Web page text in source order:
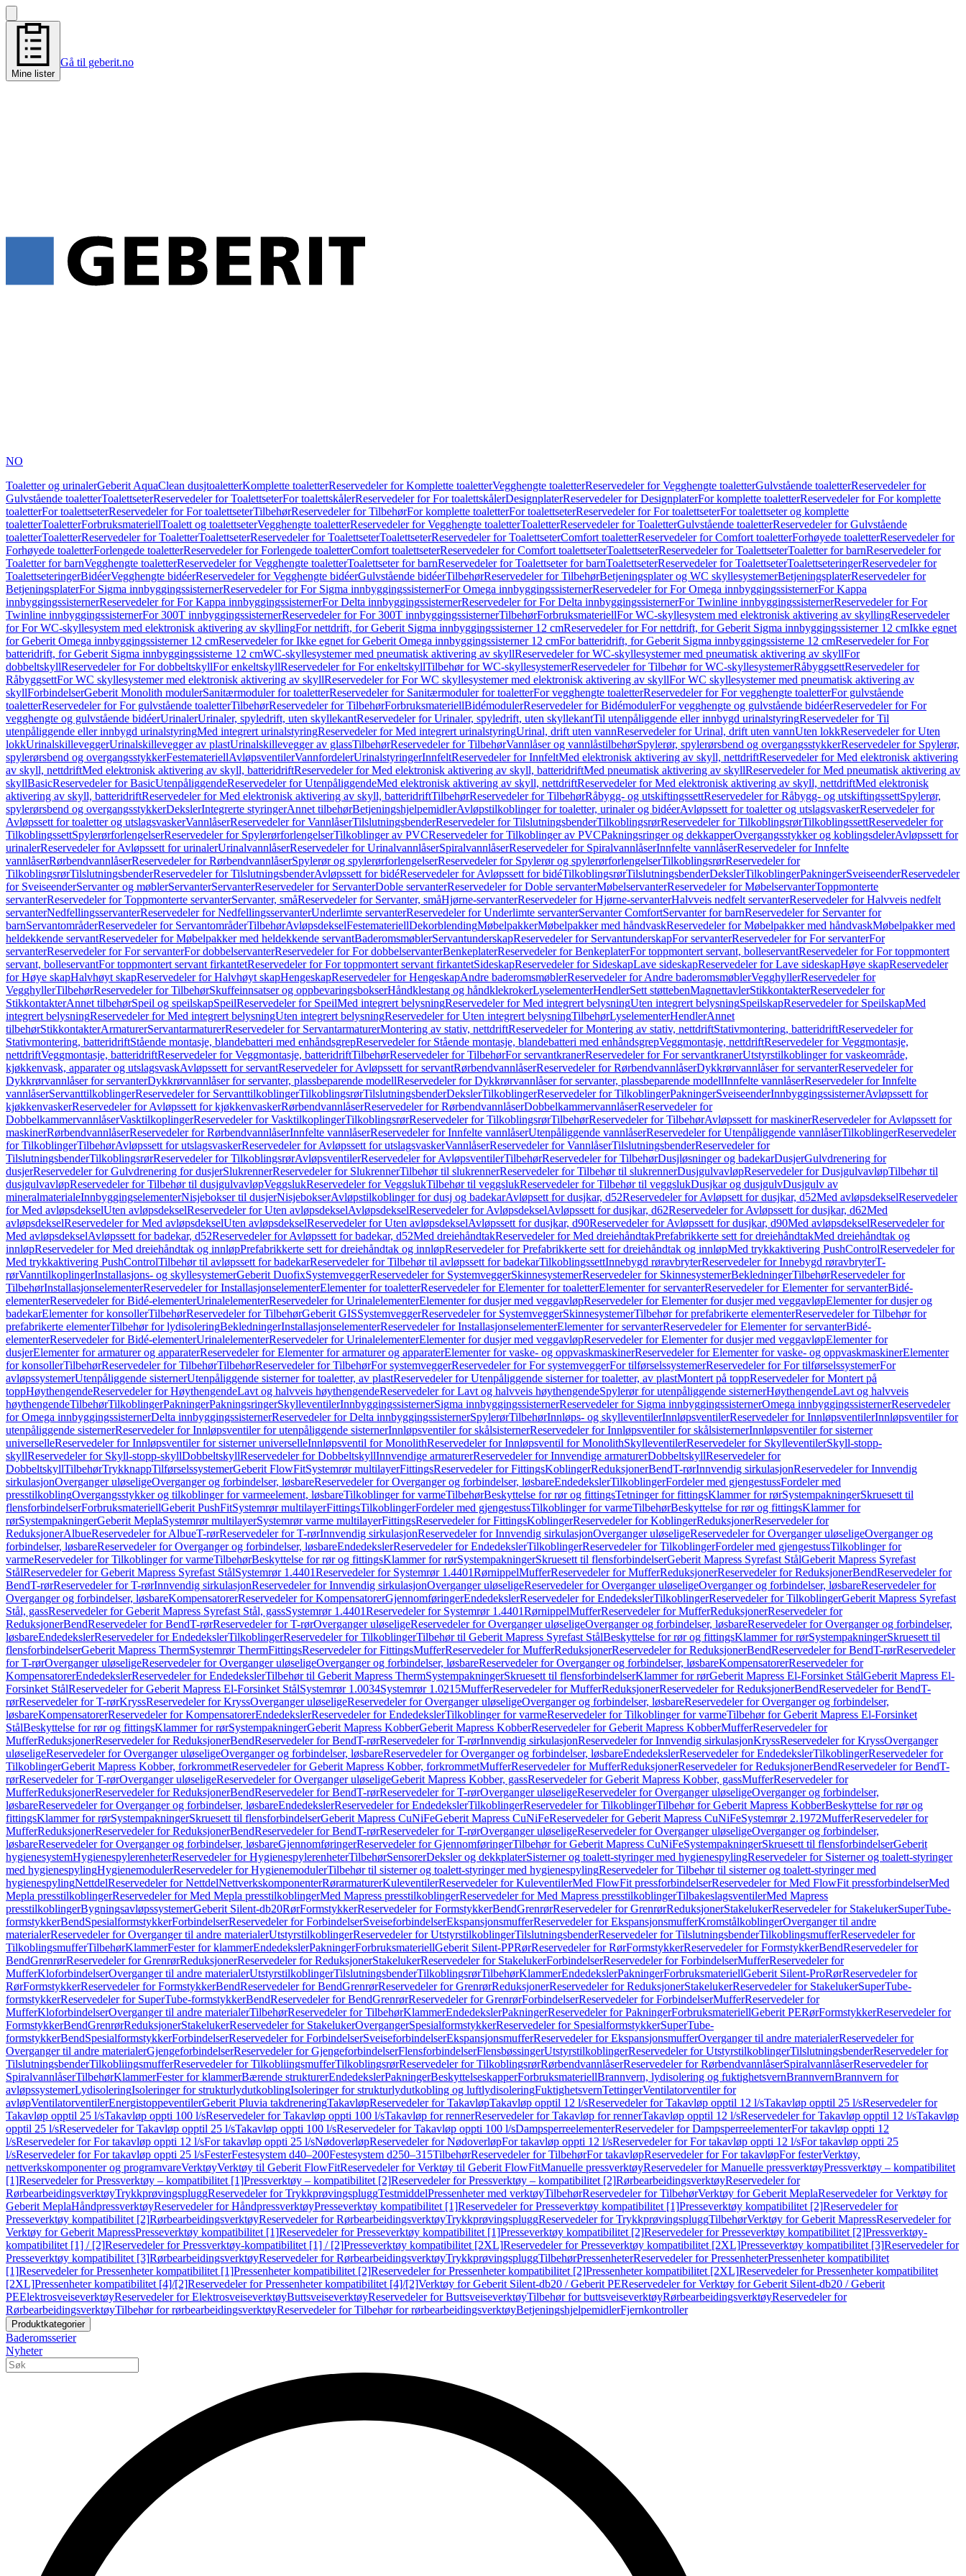
Mine lister
Gå til geberit.no
NO
Toaletter og urinalerGeberit AquaClean dusjtoaletterKomplette toaletterReservedeler for Komplette toaletterVegghengte toaletterReservedeler for Vegghengte toaletterGulvstående toaletterReservedeler for
Gulvstående toaletterToalettseterReservedeler for ToalettseterFor toalettskålerReservedeler for For toalettskålerDesignplaterReservedeler for DesignplaterFor komplette toaletterReservedeler for For komplette
toaletterFor toalettseterReservedeler for For toalettseterTilbehørReservedeler for TilbehørFor komplette toaletterFor toalettseterReservedeler for For toalettseterFor toalettseter og komplette
toaletterToaletterForbruksmateriellToalett og toalettseterVegghengte toaletterReservedeler for Vegghengte toaletterToaletterReservedeler for ToaletterGulvstående toaletterReservedeler for Gulvstående
toaletterToaletterReservedeler for ToaletterToalettseterReservedeler for ToalettseterToalettseterReservedeler for ToalettseterComfort toaletterReservedeler for Comfort toaletterForhøyede toaletterReservedeler for
Forhøyede toaletterForlengede toaletterReservedeler for Forlengede toaletterComfort toalettseterReservedeler for Comfort toalettseterToalettseterReservedeler for ToalettseterToaletter for barnReservedeler for
Toaletter for barnVegghengte toaletterReservedeler for Vegghengte toaletterToalettseter for barnReservedeler for Toalettseter for barnToalettseterReservedeler for ToalettseterToalettseteringerReservedeler for
ToalettseteringerBidéerVegghengte bidéerReservedeler for Vegghengte bidéerGulvstående bidéerTilbehørReservedeler for TilbehørBetjeningsplater og WC skyllesystemerBetjeningsplaterReservedeler for
BetjeningsplaterFor Sigma innbyggingssisternerReservedeler for For Sigma innbyggingssisternerFor Omega innbyggingssisternerReservedeler for For Omega innbyggingssisternerFor Kappa
innbyggingssisternerReservedeler for For Kappa innbyggingssisternerFor Delta innbyggingssisternerReservedeler for For Delta innbyggingssisternerFor Twinline innbyggingssisternerReservedeler for For
Twinline innbyggingssisternerFor 300T innbyggingssisternerReservedeler for For 300T innbyggingssisternerTilbehørForbruksmateriellFor WC-skyllesystem med elektronisk aktivering av skyllingReservedeler
for For WC-skyllesystem med elektronisk aktivering av skyllingFor nettdrift, for Geberit Sigma innbyggingssisterner 12 cmReservedeler for For nettdrift, for Geberit Sigma innbyggingssisterner 12 cmIkke egnet
for Geberit Omega innbyggingssisterner 12 cmReservedeler for Ikke egnet for Geberit Omega innbyggingssisterner 12 cmFor batteridrift, for Geberit Sigma innbyggingssisterne 12 cmReservedeler for For
batteridrift, for Geberit Sigma innbyggingssisterne 12 cmWC-skyllesystemer med pneumatisk aktivering av skyllReservedeler for WC-skyllesystemer med pneumatisk aktivering av skyllFor
dobbeltskyllReservedeler for For dobbeltskyllFor enkeltskyllReservedeler for For enkeltskyllTilbehør for WC-skyllesystemerReservedeler for Tilbehør for WC-skyllesystemerRåbyggsettReservedeler for
RåbyggsettFor WC skyllesystemer med elektronisk aktivering av skyllReservedeler for For WC skyllesystemer med elektronisk aktivering av skyllFor WC skyllesystemer med pneumatisk aktivering av
skyllForbindelserGeberit Monolith modulerSanitærmoduler for toaletterReservedeler for Sanitærmoduler for toaletterFor vegghengte toaletterReservedeler for For vegghengte toaletterFor gulvstående
toaletterReservedeler for For gulvstående toaletterTilbehørReservedeler for TilbehørForbruksmateriellBidémodulerReservedeler for BidémodulerFor vegghengte og gulvstående bidéerReservedeler for For
vegghengte og gulvstående bidéerUrinalerUrinaler, spyledrift, uten skyllekantReservedeler for Urinaler, spyledrift, uten skyllekantTil utenpåliggende eller innbygd urinalstyringReservedeler for Til
utenpåliggende eller innbygd urinalstyringMed integrert urinalstyringReservedeler for Med integrert urinalstyringUrinal, drift uten vannReservedeler for Urinal, drift uten vannUten lokkReservedeler for Uten
lokkUrinalskilleveggerUrinalskillevegger av plastUrinalskillevegger av glassTilbehørReservedeler for TilbehørVannlåser og vannlåstilbehørSpylerør, spylerørsbend og overgangsstykkerReservedeler for Spylerør,
spylerørsbend og overgangsstykkerFestemateriellAvløpsventilerVannfordelerUrinalstyringerInnfeltReservedeler for InnfeltMed elektronisk aktivering av skyll, nettdriftReservedeler for Med elektronisk aktivering
av skyll, nettdriftMed elektronisk aktivering av skyll, batteridriftReservedeler for Med elektronisk aktivering av skyll, batteridriftMed pneumatisk aktivering av skyllReservedeler for Med pneumatisk aktivering av
skyllBasicReservedeler for BasicUtenpåliggendeReservedeler for UtenpåliggendeMed elektronisk aktivering av skyll, nettdriftReservedeler for Med elektronisk aktivering av skyll, nettdriftMed elektronisk
aktivering av skyll, batteridriftReservedeler for Med elektronisk aktivering av skyll, batteridriftTilbehørReservedeler for TilbehørRåbygg- og utskiftingssettReservedeler for Råbygg- og utskiftingssettSpylerør,
spylerørsbend og overgangsstykkerDekslerIntegrerte styringerAnnet tilbehørBetjeningshjelpemidlerAvløpstilkoblinger for toaletter, urinaler og bidéerAvløpssett for toaletter og utslagsvaskerReservedeler for
Avløpssett for toaletter og utslagsvaskerVannlåserReservedeler for VannlåserTilslutningsbenderReservedeler for TilslutningsbenderTilkoblingsrørReservedeler for TilkoblingsrørTilkoblingssettReservedeler for
TilkoblingssettSpylerørforlengelserReservedeler for SpylerørforlengelserTilkoblinger av PVCReservedeler for Tilkoblinger av PVCPakningsringer og dekkapperOvergangsstykker og koblingsdelerAvløpssett for
urinalerReservedeler for Avløpssett for urinalerUrinalvannlåserReservedeler for UrinalvannlåserSpiralvannlåserReservedeler for SpiralvannlåserInnfelte vannlåserReservedeler for Innfelte
vannlåserRørbendvannlåserReservedeler for RørbendvannlåserSpylerør og spylerørforlengelserReservedeler for Spylerør og spylerørforlengelserTilkoblingsrørReservedeler for
TilkoblingsrørTilslutningsbenderReservedeler for TilslutningsbenderAvløpssett for bidéReservedeler for Avløpssett for bidéTilkoblingsrørTilslutningsbenderDekslerTilkoblingerPakningerSveiseenderReservedeler
for SveiseenderServanter og møblerServanterServanterReservedeler for ServanterDoble servanterReservedeler for Doble servanterMøbelservanterReservedeler for MøbelservanterToppmonterte
servanterReservedeler for Toppmonterte servanterServanter, småReservedeler for Servanter, småHjørne-servanterReservedeler for Hjørne-servanterHalvveis nedfelt servanterReservedeler for Halvveis nedfelt
servanterNedfellingsservanterReservedeler for NedfellingsservanterUnderlimte servanterReservedeler for Underlimte servanterServanter ComfortServanter for barnReservedeler for Servanter for
barnServantområderReservedeler for ServantområderTilbehørAvløpsdekselFestemateriellDekorblendingMøbelpakkerMøbelpakker med håndvaskReservedeler for Møbelpakker med håndvaskMøbelpakker med
heldekkende servantReservedeler for Møbelpakker med heldekkende servantBaderomsmøblerServantunderskapReservedeler for ServantunderskapFor servanterReservedeler for For servanterFor
servanterReservedeler for For servanterFor dobbelservanterReservedeler for For dobbelservanterBenkeplaterReservedeler for BenkeplaterFor toppmontert servant, bolleservantReservedeler for For toppmontert
servant, bolleservantFor toppmontert servant firkantetReservedeler for For toppmontert servant firkantetSideskapReservedeler for SideskapLave sideskapReservedeler for Lave sideskapHøye skapReservedeler
for Høye skapHalvhøyt skapReservedeler for Halvhøyt skapHengeskapReservedeler for HengeskapAndre baderomsmøblerReservedeler for Andre baderomsmøblerVegghyllerReservedeler for
VegghyllerTilbehørReservedeler for TilbehørSkuffeinnsatser og oppbevaringsbokserHåndklestang og håndklekrokerLyselementerHendlerSett støttebenMagnettavlerStikkontakterReservedeler for
StikkontakterAnnet tilbehørSpeil og speilskapSpeilReservedeler for SpeilMed integrert belysningReservedeler for Med integrert belysningUten integrert belysningSpeilskapReservedeler for SpeilskapMed
integrert belysningReservedeler for Med integrert belysningUten integrert belysningReservedeler for Uten integrert belysningTilbehørLyselementerHendlerAnnet
tilbehørStikkontakterArmaturerServantarmaturerReservedeler for ServantarmaturerMontering av stativ, nettdriftReservedeler for Montering av stativ, nettdriftStativmontering, batteridriftReservedeler for
Stativmontering, batteridriftStående montasje, blandebatteri med enhåndsgrepReservedeler for Stående montasje, blandebatteri med enhåndsgrepVeggmontasje, nettdriftReservedeler for Veggmontasje,
nettdriftVeggmontasje, batteridriftReservedeler for Veggmontasje, batteridriftTilbehørReservedeler for TilbehørFor servantkranerReservedeler for For servantkranerUtstyrstilkoblinger for vaskeområde,
kjøkkenvask, apparater og utslagsvaskAvløpssett for servantReservedeler for Avløpssett for servantRørbendvannlåserReservedeler for RørbendvannlåserDykkrørvannlåser for servanterReservedeler for
Dykkrørvannlåser for servanterDykkrørvannlåser for servanter, plassbeparende modellReservedeler for Dykkrørvannlåser for servanter, plassbeparende modellInnfelte vannlåserReservedeler for Innfelte
vannlåserServanttilkoblingerReservedeler for ServanttilkoblingerTilkoblingsrørTilslutningsbenderDekslerTilkoblingerReservedeler for TilkoblingerPakningerSveiseenderInnbyggingssisternerAvløpssett for
kjøkkenvaskerReservedeler for Avløpssett for kjøkkenvaskerRørbendvannlåserReservedeler for RørbendvannlåserDobbelkammervannlåserReservedeler for
DobbelkammervannlåserVasktilkoplingerReservedeler for VasktilkoplingerTilkoblingsrørReservedeler for TilkoblingsrørTilbehørReservedeler for TilbehørAvløpssett for maskinerReservedeler for Avløpssett for
maskinerRørbendvannlåserReservedeler for RørbendvannlåserInnfelte vannlåserReservedeler for Innfelte vannlåserUtenpåliggende vannlåserReservedeler for Utenpåliggende vannlåserTilkoblingerReservedeler
for TilkoblingerTilbehørAvløpssett for utslagsvaskerReservedeler for Avløpssett for utslagsvaskerVannlåserReservedeler for VannlåserTilslutningsbenderReservedeler for
TilslutningsbenderTilkoblingsrørReservedeler for TilkoblingsrørAvløpsventilerReservedeler for AvløpsventilerTilbehørReservedeler for TilbehørDusjløsninger og badekarDusjerGulvdrenering for
dusjerReservedeler for Gulvdrenering for dusjerSlukrennerReservedeler for SlukrennerTilbehør til slukrennerReservedeler for Tilbehør til slukrennerDusjgulvavløpReservedeler for DusjgulvavløpTilbehør til
dusjgulvavløpReservedeler for Tilbehør til dusjgulvavløpVeggslukReservedeler for VeggslukTilbehør til veggslukReservedeler for Tilbehør til veggslukDusjkar og dusjgulvDusjgulv av
mineralmaterialeInnbyggingselementerNisjebokser til dusjerNisjebokserAvløpstilkoblinger for dusj og badekarAvløpsett for dusjkar, d52Reservedeler for Avløpsett for dusjkar, d52Med avløpsdekselReservedeler
for Med avløpsdekselUten avløpsdekselReservedeler for Uten avløpsdekselAvløpsdekselReservedeler for AvløpsdekselAvløpssett for dusjkar, d62Reservedeler for Avløpssett for dusjkar, d62Med
avløpsdekselReservedeler for Med avløpsdekselUten avløpsdekselReservedeler for Uten avløpsdekselAvløpssett for dusjkar, d90Reservedeler for Avløpssett for dusjkar, d90Med avløpsdekselReservedeler for
Med avløpsdekselAvløpssett for badekar, d52Reservedeler for Avløpssett for badekar, d52Med dreiehåndtakReservedeler for Med dreiehåndtakPrefabrikkerte sett for dreiehåndtakMed dreiehåndtak og
innløpReservedeler for Med dreiehåndtak og innløpPrefabrikkerte sett for dreiehåndtak og innløpReservedeler for Prefabrikkerte sett for dreiehåndtak og innløpMed trykkaktivering PushControlReservedeler for
Med trykkaktivering PushControlTilbehør til avløpssett for badekarReservedeler for Tilbehør til avløpssett for badekarTilkoblingssettInnebygd røravbryterReservedeler for Innebygd røravbryterT-
rørVanntilkoplingerInstallasjons- og skyllesystemerGeberit DuofixSystemveggerReservedeler for SystemveggerSkinnesystemerReservedeler for SkinnesystemerBekledningerTilbehørReservedeler for
TilbehørInstallasjonselementerReservedeler for InstallasjonselementerElementer for toaletterReservedeler for Elementer for toaletterElementer for servanterReservedeler for Elementer for servanterBidé-
elementerReservedeler for Bidé-elementerUrinalelementerReservedeler for UrinalelementerElementer for dusjer med veggavløpReservedeler for Elementer for dusjer med veggavløpElementer for dusjer og
badekarElementer for konsollerTilbehørReservedeler for TilbehørGeberit GISSystemveggerReservedeler for SystemveggerSkinnesystemerTilbehør for prefabrikerte elementerReservedeler for Tilbehør for
prefabrikerte elementerTilbehør for lydisoleringBekledningerInstallasjonselementerReservedeler for InstallasjonselementerElementer for servanterReservedeler for Elementer for servanterBidé-
elementerReservedeler for Bidé-elementerUrinalelementerReservedeler for UrinalelementerElementer for dusjer med veggavløpReservedeler for Elementer for dusjer med veggavløpElementer for
dusjerElementer for armaturer og apparaterReservedeler for Elementer for armaturer og apparaterElementer for vaske- og oppvaskmaskinerReservedeler for Elementer for vaske- og oppvaskmaskinerElementer
for konsollerTilbehørReservedeler for TilbehørTilbehørReservedeler for TilbehørFor systemveggerReservedeler for For systemveggerFor tilførselssystemerReservedeler for For tilførselssystemerFor
avløpssystemerUtenpåliggende sisternerUtenpåliggende sisterner for toaletter, av plastReservedeler for Utenpåliggende sisterner for toaletter, av plastMontert på toppReservedeler for Montert på
toppHøythengendeReservedeler for HøythengendeLavt og halvveis høythengendeReservedeler for Lavt og halvveis høythengendeSpylerør for utenpåliggende sisternerHøythengendeLavt og halvveis
høythengendeTilbehørTilkoblingerPakningerPakningsringerSkylleventilerInnbyggingssisternerSigma innbyggingssisternerReservedeler for Sigma innbyggingssisternerOmega innbyggingssisternerReservedeler
for Omega innbyggingssisternerDelta innbyggingssisternerReservedeler for Delta innbyggingssisternerSpylerørTilbehørInnløps- og skylleventilerInnløpsventilerReservedeler for InnløpsventilerInnløpsventiler for
utenpåliggende sisternerReservedeler for Innløpsventiler for utenpåliggende sisternerInnløpsventiler for skålsisternerReservedeler for Innløpsventiler for skålsisternerInnløpsventiler for sisterner
universelleReservedeler for Innløpsventiler for sisterner universelleInnløpsventil for MonolithReservedeler for Innløpsventil for MonolithSkylleventilerReservedeler for SkylleventilerSkyll-stopp-
skyllReservedeler for Skyll-stopp-skyllDobbeltskyllReservedeler for DobbeltskyllInnvendige armaturerReservedeler for Innvendige armaturerDobbeltskyllReservedeler for
DobbeltskyllTilbehørTrykknappTilførselssystemerGeberit FlowFitSystemrør multilayerFittingsReservedeler for FittingsKoblingerReduksjonerBendT-rørInnvendig sirkulasjonReservedeler for Innvendig
sirkulasjonOverganger uløseligeOverganger og forbindelser, løsbareReservedeler for Overganger og forbindelser, løsbareEndedekslerTilkoblingerFordeler med gjengestussFordeler med
presstilkoblingOvergangsstykker og tilkoblinger for varmeelement, løsbareTilkoblinger for varmeTilbehørBeskyttelse for rør og fittingsTetninger for fittingsKlammer for rørSystempakningerSkruesett til
flensforbindelserForbruksmateriellGeberit PushFitSystemrør multilayerFittingsTilkoblingerFordeler med gjengestussTilkoblinger for varmeTilbehørBeskyttelse for rør og fittingsKlammer for
rørSystempakningerGeberit MeplaSystemrør multilayerSystemrør varme multilayerFittingsReservedeler for FittingsKoblingerReservedeler for KoblingerReduksjonerReservedeler for
ReduksjonerAlbueReservedeler for AlbueT-rørReservedeler for T-rørInnvendig sirkulasjonReservedeler for Innvendig sirkulasjonOverganger uløseligeReservedeler for Overganger uløseligeOverganger og
forbindelser, løsbareReservedeler for Overganger og forbindelser, løsbareEndedekslerReservedeler for EndedekslerTilkoblingerReservedeler for TilkoblingerFordeler med gjengestussTilkoblinger for
varmeReservedeler for Tilkoblinger for varmeTilbehørBeskyttelse for rør og fittingsKlammer for rørSystempakningerSkruesett til flensforbindelserGeberit Mapress Syrefast StålGeberit Mapress Syrefast
StålReservedeler for Geberit Mapress Syrefast StålSystemrør 1.4401Reservedeler for Systemrør 1.4401RørnippelMufferReservedeler for MufferReduksjonerReservedeler for ReduksjonerBendReservedeler for
BendT-rørReservedeler for T-rørInnvendig sirkulasjonReservedeler for Innvendig sirkulasjonOverganger uløseligeReservedeler for Overganger uløseligeOverganger og forbindelser, løsbareReservedeler for
Overganger og forbindelser, løsbareKompensatorerReservedeler for KompensatorerGjennomføringerEndedekslerReservedeler for EndedekslerTilkoblingerReservedeler for TilkoblingerGeberit Mapress Syrefast
Stål, gassReservedeler for Geberit Mapress Syrefast Stål, gassSystemrør 1.4401Reservedeler for Systemrør 1.4401RørnippelMufferReservedeler for MufferReduksjonerReservedeler for
ReduksjonerBendReservedeler for BendT-rørReservedeler for T-rørOverganger uløseligeReservedeler for Overganger uløseligeOverganger og forbindelser, løsbareReservedeler for Overganger og forbindelser,
løsbareEndedekslerReservedeler for EndedekslerTilkoblingerReservedeler for TilkoblingerTilbehør til Geberit Mapress Syrefast StålBeskyttelse for rør og fittingsKlammer for rørSystempakningerSkruesett til
flensforbindelserGeberit Mapress ThermSystemrør ThermFittingsReservedeler for FittingsMufferReservedeler for MufferReduksjonerReservedeler for ReduksjonerBendReservedeler for BendT-rørReservedeler
for T-rørOverganger uløseligeReservedeler for Overganger uløseligeOverganger og forbindelser, løsbareReservedeler for Overganger og forbindelser, løsbareKompensatorerReservedeler for
KompensatorerEndedekslerReservedeler for EndedekslerTilbehør til Geberit Mapress ThermSystempakningerSkruesett til flensforbindelserKlammer for rørGeberit Mapress El-Forsinket StålGeberit Mapress El-
Forsinket StålReservedeler for Geberit Mapress El-Forsinket StålSystemrør 1.0034Systemrør 1.0215MufferReservedeler for MufferReduksjonerReservedeler for ReduksjonerBendReservedeler for BendT-
rørReservedeler for T-rørKryssReservedeler for KryssOverganger uløseligeReservedeler for Overganger uløseligeOverganger og forbindelser, løsbareReservedeler for Overganger og forbindelser,
løsbareKompensatorerReservedeler for KompensatorerEndedekslerReservedeler for EndedekslerTilkoblinger for varmeReservedeler for Tilkoblinger for varmeTilbehør for Geberit Mapress El-Forsinket
StålBeskyttelse for rør og fittingsKlammer for rørSystempakningerGeberit Mapress KobberGeberit Mapress KobberReservedeler for Geberit Mapress KobberMufferReservedeler for
MufferReduksjonerReservedeler for ReduksjonerBendReservedeler for BendT-rørReservedeler for T-rørInnvendig sirkulasjonReservedeler for Innvendig sirkulasjonKryssReservedeler for KryssOverganger
uløseligeReservedeler for Overganger uløseligeOverganger og forbindelser, løsbareReservedeler for Overganger og forbindelser, løsbareEndedekslerReservedeler for EndedekslerTilkoblingerReservedeler for
TilkoblingerGeberit Mapress Kobber, forkrommetReservedeler for Geberit Mapress Kobber, forkrommetMufferReservedeler for MufferReduksjonerReservedeler for ReduksjonerBendReservedeler for BendT-
rørReservedeler for T-rørOverganger uløseligeReservedeler for Overganger uløseligeGeberit Mapress Kobber, gassReservedeler for Geberit Mapress Kobber, gassMufferReservedeler for
MufferReduksjonerReservedeler for ReduksjonerBendReservedeler for BendT-rørReservedeler for T-rørOverganger uløseligeReservedeler for Overganger uløseligeOverganger og forbindelser,
løsbareReservedeler for Overganger og forbindelser, løsbareEndedekslerReservedeler for EndedekslerTilkoblingerReservedeler for TilkoblingerTilbehør for Geberit Mapress KobberBeskyttelse for rør og
fittingsKlammer for rørSystempakningerSkruesett til flensforbindelserGeberit Mapress CuNiFeGeberit Mapress CuNiFeReservedeler for Geberit Mapress CuNiFeSystemrør 2.1972MufferReservedeler for
MufferReduksjonerReservedeler for ReduksjonerBendReservedeler for BendT-rørReservedeler for T-rørOverganger uløseligeReservedeler for Overganger uløseligeOverganger og forbindelser,
løsbareReservedeler for Overganger og forbindelser, løsbareGjennomføringerReservedeler for GjennomføringerTilbehør for Geberit Mapress CuNiFeSystempakningerSkruesett til flensforbindelserGeberit
hygienesystemHygienespylerenheterReservedeler for HygienespylerenheterTilbehørSensorerDeksler og dekkplaterSisterner og toalett-styringer med hygienespylingReservedeler for Sisterner og toalett-styringer
med hygienespylingHygienemodulerReservedeler for HygienemodulerTilbehør til sisterner og toalett-styringer med hygienespylingReservedeler for Tilbehør til sisterner og toalett-styringer med
hygienespylingNettdelReservedeler for NettdelNettverkskomponenterRørarmaturerKuleventilerReservedeler for KuleventilerMed FlowFit pressforbindelserReservedeler for Med FlowFit pressforbindelserMed
Mepla presstilkoblingerReservedeler for Med Mepla presstilkoblingerMed Mapress presstilkoblingerReservedeler for Med Mapress presstilkoblingerTilbakeslagsventilerMed Mapress
presstilkoblingerBygningsavløpssystemerGeberit Silent-db20RørFormstykkerReservedeler for FormstykkerBendGrenrørReservedeler for GrenrørReduksjonerStakelukerReservedeler for StakelukerSuperTube-
formstykkerBendSpesialformstykkerForbindelserReservedeler for ForbindelserSveiseforbindelserEkspansjonsmufferReservedeler for EkspansjonsmufferKromstålkoblingerOverganger til andre
materialerReservedeler for Overganger til andre materialerUtstyrstilkoblingerReservedeler for UtstyrstilkoblingerTilslutningsbenderReservedeler for TilslutningsbenderTilkoblingsmufferReservedeler for
TilkoblingsmufferTilbehørKlammerFester for klammerEndedekslerPakningerForbruksmateriellGeberit Silent-PPRørReservedeler for RørFormstykkerReservedeler for FormstykkerBendReservedeler for
BendGrenrørReservedeler for GrenrørReduksjonerReservedeler for ReduksjonerStakelukerReservedeler for StakelukerForbindelserReservedeler for ForbindelserMufferReservedeler for
MufferKloforbindelserOverganger til andre materialerUtstyrstilkoblingerTilslutningsbenderTilkoblingsrørTilbehørKlammerEndedekslerPakningerForbruksmateriellGeberit Silent-ProRørReservedeler for
RørFormstykkerReservedeler for FormstykkerBendReservedeler for BendGrenrørReservedeler for GrenrørReduksjonerReservedeler for ReduksjonerStakelukerReservedeler for StakelukerSuperTube-
formstykkerReservedeler for SuperTube-formstykkerBendReservedeler for BendGrenrørReservedeler for GrenrørForbindelserReservedeler for ForbindelserMufferReservedeler for
MufferKloforbindelserOverganger til andre materialerTilbehørReservedeler for TilbehørKlammerEndedekslerPakningerReservedeler for PakningerForbruksmateriellGeberit PERørFormstykkerReservedeler for
FormstykkerBendGrenrørReduksjonerStakelukerReservedeler for StakelukerOvergangerSpesialformstykkerReservedeler for SpesialformstykkerSuperTube-
formstykkerBendSpesialformstykkerForbindelserReservedeler for ForbindelserSveiseforbindelserEkspansjonsmufferReservedeler for EkspansjonsmufferOverganger til andre materialerReservedeler for
Overganger til andre materialerGjengeforbindelserReservedeler for GjengeforbindelserFlensforbindelserFlensbøssingerUtstyrstilkoblingerReservedeler for UtstyrstilkoblingerTilslutningsbenderReservedeler for
TilslutningsbenderTilkobliingsmufferReservedeler for TilkobliingsmufferTilkoblingsrørReservedeler for TilkoblingsrørRørbendvannlåserReservedeler for RørbendvannlåserSpiralvannlåserReservedeler for
SpiralvannlåserTilbehørKlammerFester for klammerBærende strukturerEndedekslerPakningerBeskyttelseskapperForbruksmateriellBrannvern, lydisolering og fuktighetsvernBrannvernBrannvern for
avløpssystemerLydisoleringIsoleringer for strukturlydutkoblingIsoleringer for strukturlydutkobling og luftlydisoleringFuktighetsvernTettingerVentilatorventiler for
avløpVentilatorventilerEnergistoppeventilerGeberit Pluvia takdreneringTakavløpReservedeler for TakavløpTakavløp opptil 12 l/sReservedeler for Takavløp opptil 12 l/sTakavløp opptil 25 l/sReservedeler for
Takavløp opptil 25 l/sTakavløp oppti 100 l/sReservedeler for Takavløp oppti 100 l/sTakavløp for rennerReservedeler for Takavløp for rennerTakavløp opptil 12 l/sReservedeler for Takavløp opptil 12 l/sTakavløp
opptil 25 l/sReservedeler for Takavløp opptil 25 l/sTakavløp oppti 100 l/sReservedeler for Takavløp oppti 100 l/sDampsperreelementerReservedeler for DampsperreelementerFor takavløp oppti 12
l/sReservedeler for For takavløp oppti 12 l/sFor takavløp oppti 25 l/sNødoverløpReservedeler for NødoverløpFor takavløp oppti 12 l/sReservedeler for For takavløp oppti 12 l/sFor takavløp oppti 25
l/sReservedeler for For takavløp oppti 25 l/sFesterFestesystem d40–200Festesystem d250–315TilbehørReservedeler for TilbehørFor takavløpReservedeler for For takavløpFor festerVerktøy,
nettverkskomponenter og programvareVerktøyVerktøy til Geberit FlowFitReservedeler for Verktøy til Geberit FlowFitManuelle pressverktøyReservedeler for Manuelle pressverktøyPressverktøy – kompatibilitet
[1]Reservedeler for Pressverktøy – kompatibilitet [1]Pressverktøy – kompatibilitet [2]Reservedeler for Pressverktøy – kompatibilitet [2]RørbearbeidingsverktøyReservedeler for
RørbearbeidingsverktøyTrykkprøvingspluggReservedeler for TrykkprøvingspluggTestmiddelPressenheter med verktøyTilbehørReservedeler for TilbehørVerktøy for Geberit MeplaReservedeler for Verktøy for
Geberit MeplaHåndpressverktøyReservedeler for HåndpressverktøyPresseverktøy kompatibilitet [1]Reservedeler for Presseverktøy kompatibilitet [1]Presseverktøy kompatibilitet [2]Reservedeler for
Presseverktøy kompatibilitet [2]RørbearbeidingsverktøyReservedeler for RørbearbeidingsverktøyTrykkprøvingspluggReservedeler for TrykkprøvingspluggTilbehørVerktøy for Geberit MapressReservedeler for
Verktøy for Geberit MapressPresseverktøy kompatibilitet [1]Reservedeler for Presseverktøy kompatibilitet [1]Presseverktøy kompatibilitet [2]Reservedeler for Presseverktøy kompatibilitet [2]Pressverktøy-
kompatibilitet [1] / [2]Reservedeler for Pressverktøy-kompatibilitet [1] / [2]Presseverktøy kompatibilitet [2XL]Reservedeler for Presseverktøy kompatibilitet [2XL]Presseverktøy kompatibilitet [3]Reservedeler for
Presseverktøy kompatibilitet [3]RørbearbeidingsverktøyReservedeler for RørbearbeidingsverktøyTrykkprøvingspluggTilbehørPressenheterReservedeler for PressenheterPressenheter kompatibilitet
[1]Reservedeler for Pressenheter kompatibilitet [1]Pressenheter kompatibilitet [2]Reservedeler for Pressenheter kompatibilitet [2]Pressenheter kompatibilitet [2XL]Reservedeler for Pressenheter kompatibilitet
[2XL]Pressenheter kompatibilitet [4]/[2]Reservedeler for Pressenheter kompatibilitet [4]/[2]Verktøy for Geberit Silent-db20 / Geberit PEReservedeler for Verktøy for Geberit Silent-db20 / Geberit
PEElektrosveiseverktøyReservedeler for ElektrosveiseverktøyButtsveiseverktøyReservedeler for ButtsveiseverktøyTilbehør for buttsveiseverktøyRørbearbeidingsverktøyReservedeler for
RørbearbeidingsverktøyTilbehør for rørbearbeidingsverktøyReservedeler for Tilbehør for rørbearbeidingsverktøyBetjeningshjelpemidlerFjernkontroller
Produktkategorier
Baderomsserier
Nyheter